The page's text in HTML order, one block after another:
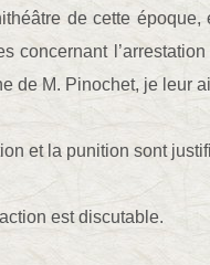
de cette
concernant
de M. Pinochet, je leur
et la punition sont
est discutable.